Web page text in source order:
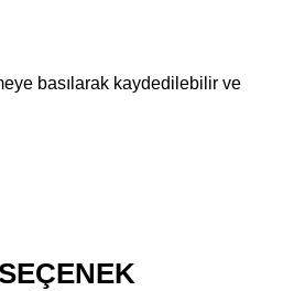
basılarak kaydedilebilir ve